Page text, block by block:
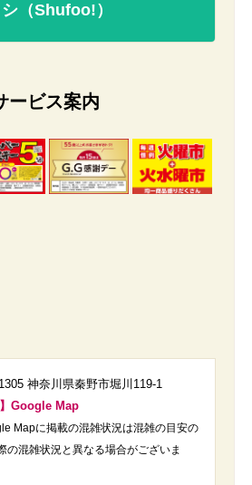
（Shufoo!）
ービス案内
神奈川県秦野市堀川119-1
】Google Map
Mapに掲載の混雑状況は混雑の目安の
の混雑状況と異なる場合がございま